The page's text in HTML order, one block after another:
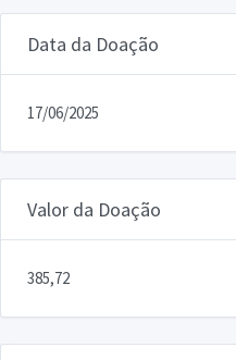
Data da Doação
17/06/2025
Valor da Doação
385,72